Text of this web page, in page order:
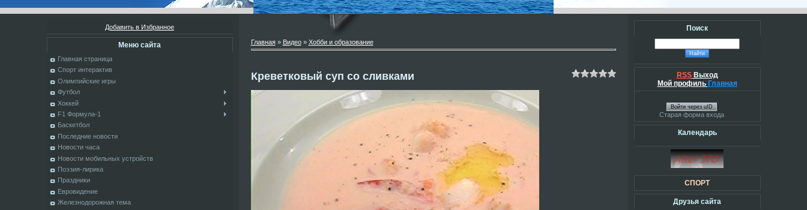
Добавить в Избранное
Меню сайта
Главная страница
Спорт интерактив
Олимпийские игры
Футбол
Хоккей
F1 Формула-1
Баскетбол
Последние новости
Новости часа
Новости мобильных устройств
Поэзия-лирика
Праздники
Евровидение
Железнодорожная тема
Главная» Видео» Хобби и образование
Креветковый суп со сливками
Поиск
RSS Выход
Мой профиль Главная
Войти через uID
Старая форма входа
Календарь
СПОРТ
Друзья сайта